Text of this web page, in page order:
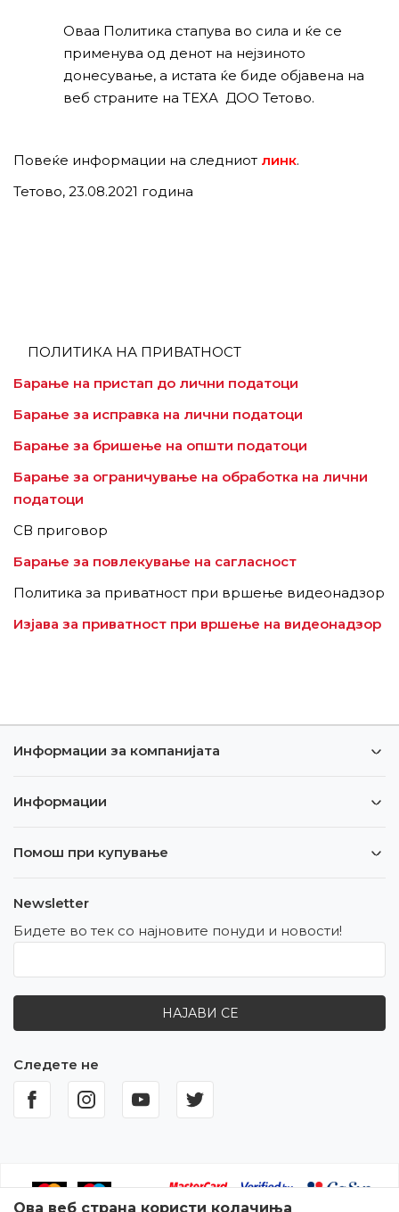
Оваа Политика стапува во сила и ќе се
применува од денот на нејзиното
донесување, а истата ќе биде објавена на
веб страните на ТЕХА ДОО Тетово.
Повеќе информации на следниот линк.
Тетово, 23.08.2021 година
ПОЛИТИКА НА ПРИВАТНОСТ
Барање на пристап до лични податоци
Барање за исправка на лични податоци
Барање за бришење на општи податоци
Барање за ограничување на обработка на лични
податоци
CВ приговор
Барање за повлекување на сагласност
Политика за приватност при вршење видеонадзор
Изјава за приватност при вршење на видеонадзор
Информации за компанијата
Информации
Помош при купување
Newsletter
Бидете во тек со најновите понуди и новости!
НАЈАВИ СЕ
Следете не
Ова веб страна користи колачиња